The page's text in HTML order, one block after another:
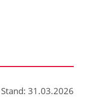
Stand: 31.03.2026